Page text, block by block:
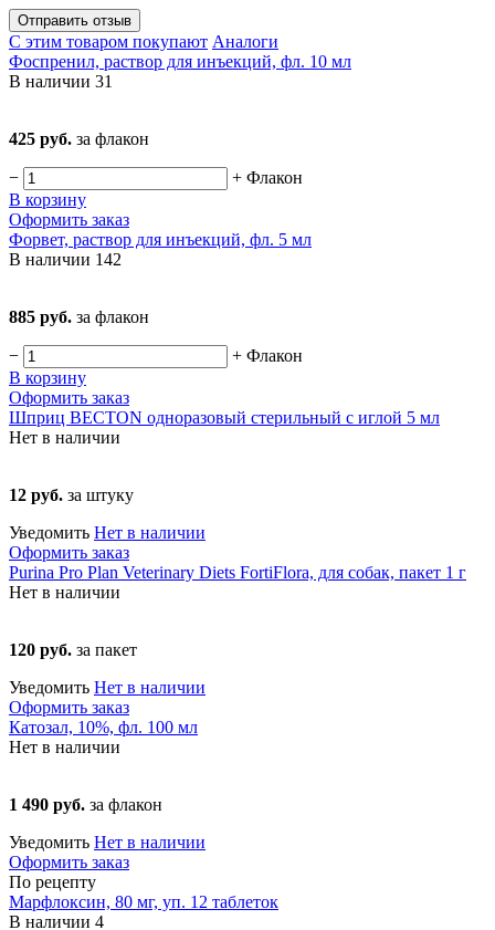
Отправить отзыв
С этим товаром покупают Аналоги
Фоспренил, раствор для инъекций, фл. 10 мл
В наличии 31
425 руб. за флакон
− + Флакон
В корзину
Оформить заказ
Форвет, раствор для инъекций, фл. 5 мл
В наличии 142
885 руб. за флакон
− + Флакон
В корзину
Оформить заказ
Шприц BECTON одноразовый стерильный с иглой 5 мл
Нет в наличии
12 руб. за штуку
Уведомить Нет в наличии
Оформить заказ
Purina Pro Plan Veterinary Diets FortiFlora, для собак, пакет 1 г
Нет в наличии
120 руб. за пакет
Уведомить Нет в наличии
Оформить заказ
Катозал, 10%, фл. 100 мл
Нет в наличии
1 490 руб. за флакон
Уведомить Нет в наличии
Оформить заказ
По рецепту
Марфлоксин, 80 мг, уп. 12 таблеток
В наличии 4